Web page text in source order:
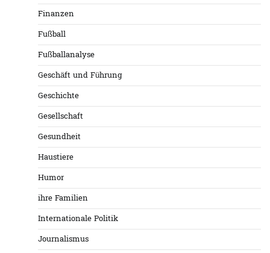
Finanzen
Fußball
Fußballanalyse
Geschäft und Führung
Geschichte
Gesellschaft
Gesundheit
Haustiere
Humor
ihre Familien
Internationale Politik
Journalismus